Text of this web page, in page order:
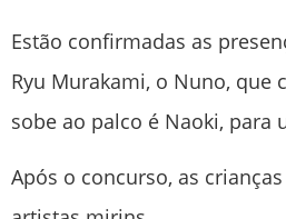
Estão confirmadas as
Ryu Murakami, o Nuno,
sobe ao palco é Naoki, para
Após o concurso, as